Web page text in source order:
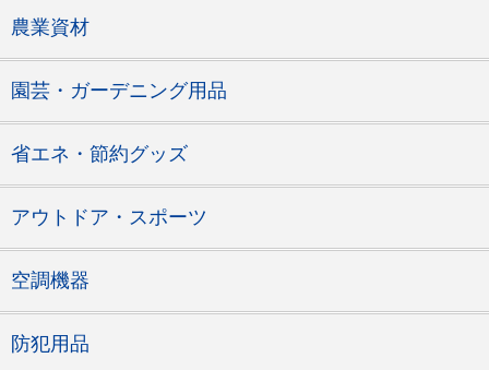
農業資材
園芸・ガーデニング用品
省エネ・節約グッズ
アウトドア・スポーツ
空調機器
防犯用品